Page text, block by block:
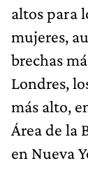
altos para
mujeres,
brechas
Londres,
más alto,
Área de la
en Nueva